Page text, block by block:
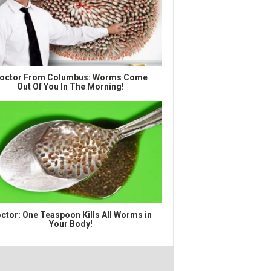
From Columbus: Worms Come
Out Of You In The Morning!
One Teaspoon Kills All Worms in
Your Body!